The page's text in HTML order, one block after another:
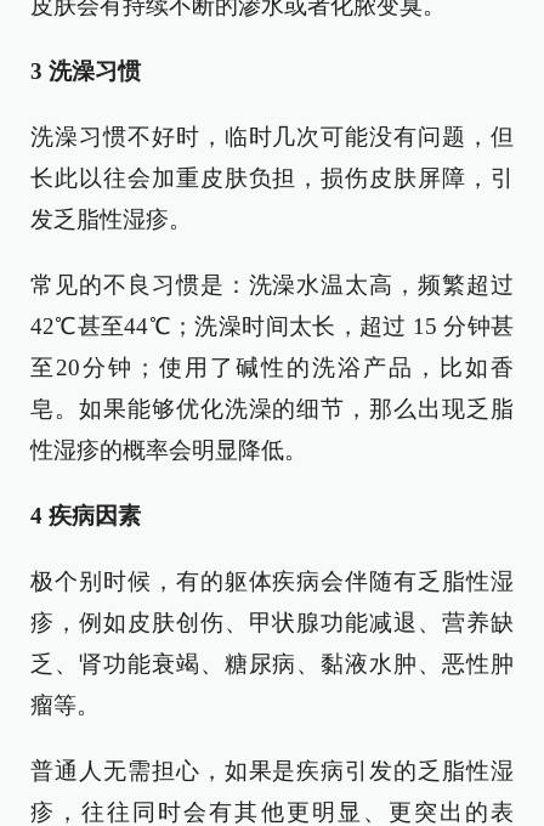
皮肤会有持续不断的渗水或者化脓变臭。
3 洗澡习惯
洗澡习惯不好时，临时几次可能没有问题，但
长此以往会加重皮肤负担，损伤皮肤屏障，引
发乏脂性湿疹。
常见的不良习惯是：洗澡水温太高，频繁超过
42℃甚至44℃；洗澡时间太长，超过 15 分钟甚
至20分钟；使用了碱性的洗浴产品，比如香
皂。如果能够优化洗澡的细节，那么出现乏脂
性湿疹的概率会明显降低。
4 疾病因素
极个别时候，有的躯体疾病会伴随有乏脂性湿
疹，例如皮肤创伤、甲状腺功能减退、营养缺
乏、肾功能衰竭、糖尿病、黏液水肿、恶性肿
瘤等。
普通人无需担心，如果是疾病引发的乏脂性湿
疹，往往同时会有其他更明显、更突出的表